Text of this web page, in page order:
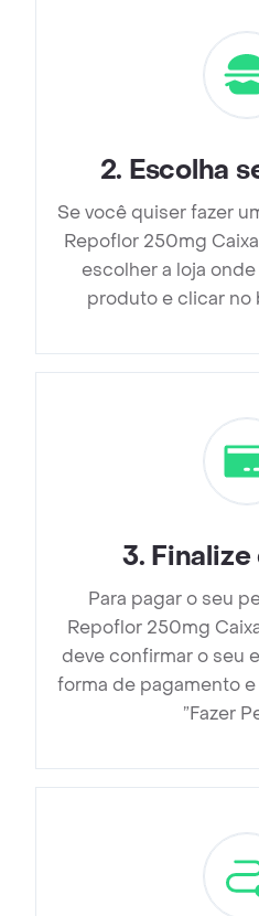
2. Escolha
Se você quiser fazer
Repoflor 250mg
escolher a loja
produto e clicar no
3.
Para pagar o seu
Repoflor 250mg
deve confirmar o seu
forma de pagamento
”Fazer